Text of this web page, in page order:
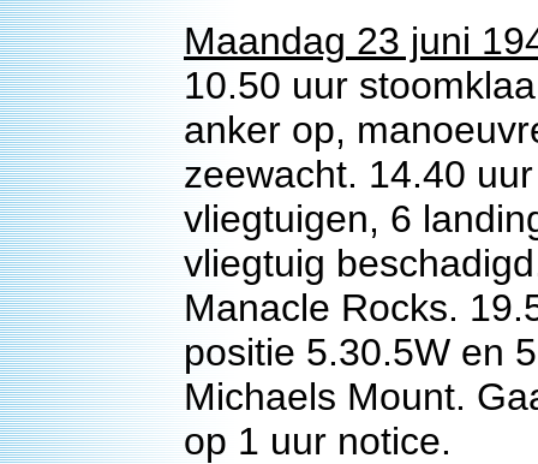
Maandag 23 juni
10.50 uur
anker op,
zeewacht. 14.40
vliegtuigen, 6
vliegtuig
Manacle Rocks.
positie 5.30.5W en
Michaels Mount.
op 1 uur notice.